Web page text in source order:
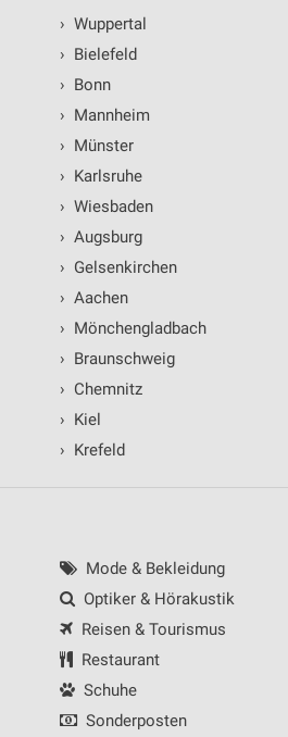
› Wuppertal
› Bielefeld
› Bonn
› Mannheim
› Münster
› Karlsruhe
› Wiesbaden
› Augsburg
› Gelsenkirchen
› Aachen
› Mönchengladbach
› Braunschweig
› Chemnitz
› Kiel
› Krefeld
Mode & Bekleidung
Optiker & Hörakustik
Reisen & Tourismus
Restaurant
Schuhe
Sonderposten